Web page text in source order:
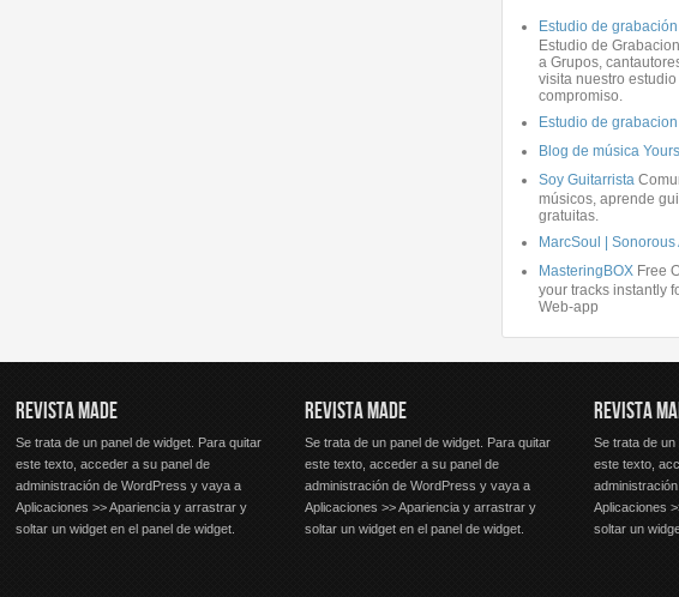
Estudio de
Estudio de
a Grupos,
visita nuestro
compromiso.
Estudio de
Blog de música
Soy Guitarrista
músicos, aprende
gratuitas.
MarcSoul |
MasteringBOX Free
your tracks instantly
Web-app
REVISTA MADE
Se trata de un panel de widget. Para quitar
este texto, acceder a su panel de
administración de WordPress y vaya a
Aplicaciones >> Apariencia y arrastrar y
soltar un widget en el panel de widget.
REVISTA MADE
Se trata de un panel de widget. Para quitar
este texto, acceder a su panel de
administración de WordPress y vaya a
Aplicaciones >> Apariencia y arrastrar y
soltar un widget en el panel de widget.
REVISTA
Se trata de un
este texto,
Aplicaciones
soltar un